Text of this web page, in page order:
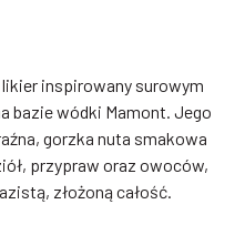
inspirowany surowym
bazie wódki Mamont. Jego
gorzka nuta smakowa
przypraw oraz owoców,
złożoną całość.